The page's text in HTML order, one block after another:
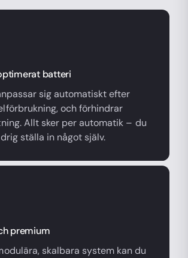
batteri
sig automatiskt efter
och förhindrar
Allt sker per automatik – du
ställa in något själv.
premium
skalbara system kan du